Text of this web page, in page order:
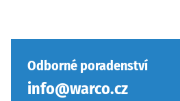
Odborné poradenství
info@warco.cz